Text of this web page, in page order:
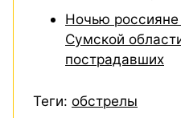
Ночью россияне
Сумской
пострадавших
Теги: обстрелы